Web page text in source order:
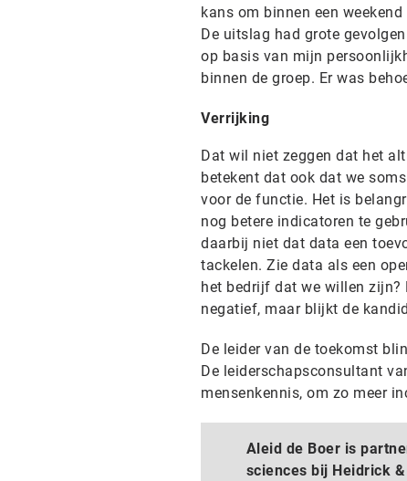
kans om binnen een
De uitslag had grote
op basis van mijn
binnen de groep. Er was
Verrijking
Dat wil niet zeggen dat het
betekent dat ook dat we
voor de functie. Het is
nog betere indicatoren te
daarbij niet dat data een
tackelen. Zie data als een
het bedrijf dat we willen zijn?
negatief, maar blijkt de
De leider van de toekomst
De leiderschapsconsultant
mensenkennis, om zo meer
Aleid de Boer is
sciences bij Heidrick